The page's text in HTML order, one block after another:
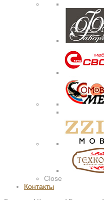
Close
Контакты